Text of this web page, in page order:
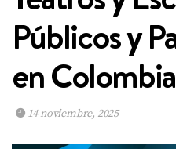
Públicos y
en
14 noviembre, 2025